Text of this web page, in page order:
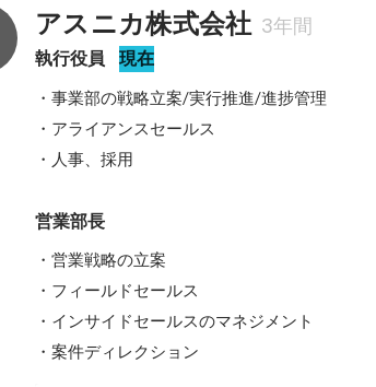
アスニカ株式会社 3年間
執行役員 現在
・事業部の戦略立案/実行推進/進捗管理
・アライアンスセールス
・人事、採用
営業部長
・営業戦略の立案
・フィールドセールス
・インサイドセールスのマネジメント
・案件ディレクション